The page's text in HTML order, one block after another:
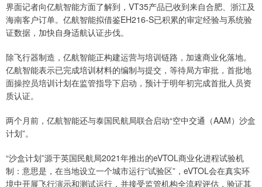
界面记者向亿航智能方面了解到，VT35产品已收到来自合肥、浙江及
海南客户订单。亿航智能拟借鉴EH216-S已积累的审定经验与系统验
证数据，加快自身适航认证步伐。
除飞行器制造，亿航智能正构建运营与培训链路，加速商业化落地。
亿航智能表示已完成培训材料的编制与提交，等待局方审批，首批地
面操控员培训计划在监管指导下启动，预计于明年初完成首批人员资
质认证。
两个月前，亿航智能还与泰国民航局联合启动“空中交通（AAM）沙盒
计划”。
“沙盒计划”源于英国民航局2021年推出的eVTOL商业化进程试验机
制：意思是，在当地设立一个城市运行“试验区”，eVTOL会在真实环
境中开展飞行演示和测试运行，并接受监管机构全流程评估，验证其